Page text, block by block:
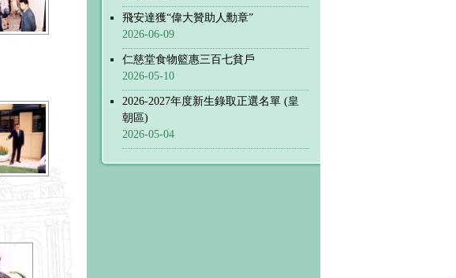
飛安達獲“偉大贊助人勳章”
2026-06-09
仁慈堂食物籃惠三百七貧戶
2026-05-10
2026-2027年度新生錄取正選名單 (皇
朝區)
2026-05-04